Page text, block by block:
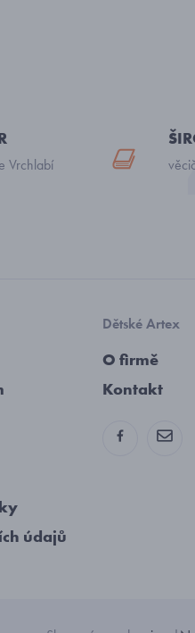
Vrchlabí
údajů
Dětské Artex
O firmě
Kontakt